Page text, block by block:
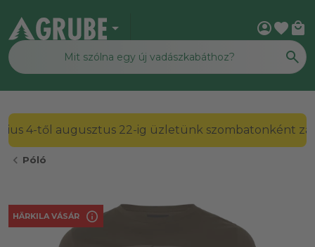
arrow_drop_down account_circlefavorite local_mall
2026. július 4-től augusztus 22-ig üzletünk
chevron_left Póló
HÄRKILA VÁSÁR info